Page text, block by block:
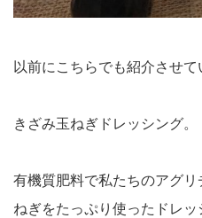
以前にこちらでも紹介させて
きざみ玉ねぎドレッシング。
有機質肥料で私たちのアグ
ねぎをたっぷり使ったドレッ